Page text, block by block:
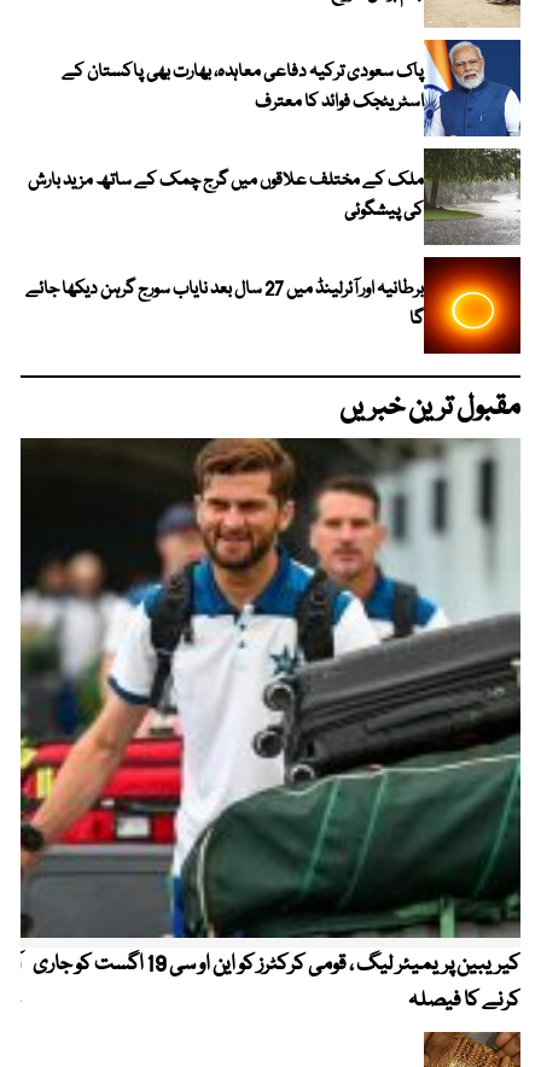
پاک سعودی ترکیہ دفاعی معاہدہ، بھارت بھی پاکستان کے
اسٹریٹجک فوائد کا معترف
ملک کے مختلف علاقوں میں گرج چمک کے ساتھ مزید بارش
کی پیشگوئی
برطانیہ اور آئرلینڈ میں 27 سال بعد نایاب سورج گرہن دیکھا جائے
گا
مقبول ترین خبریں
کیریبین پریمیئر لیگ ، قومی کرکٹرز کو این او سی 19 اگست کو جاری
کرنے کا فیصلہ